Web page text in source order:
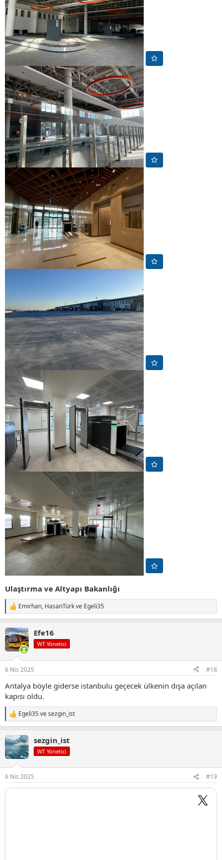
Ulaştırma ve Altyapı Bakanlığı
T
e
k
i
l
Emirhan, HasanTürkve Egeli35
Efe16
WT Yönetici
6 Nis 2025 #18
Antalya böyle giderse istanbulu geçecek ülkenin dışa açılan
kapısı oldu.
T
e
k
i
l
Egeli35vesezgin_ist
sezgin_ist
WT Yönetici
6 Nis 2025 #19